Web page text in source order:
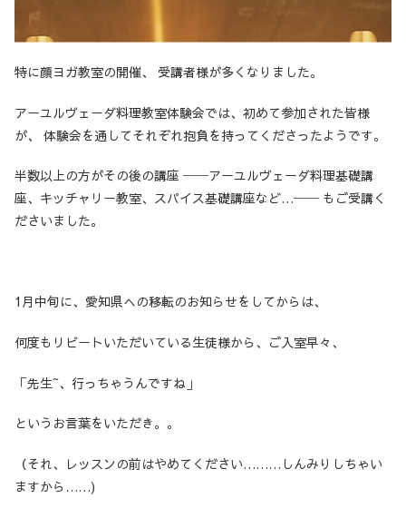
特に顔ヨガ教室の開催、 受講者様が多くなりました。
アーユルヴェーダ料理教室体験会では、初めて参加された皆様
が、 体験会を通してそれぞれ抱負を持ってくださったようです。
半数以上の方がその後の講座 ──アーユルヴェーダ料理基礎講
座、キッチャリー教室、スパイス基礎講座など…── もご受講く
ださいました。
1月中旬に、愛知県への移転のお知らせをしてからは、
何度もリビートいただいている生徒様から、ご入室早々、
「先生~、行っちゃうんですね」
というお言葉をいただき。。
（それ、レッスンの前はやめてください………しんみりしちゃい
ますから……)